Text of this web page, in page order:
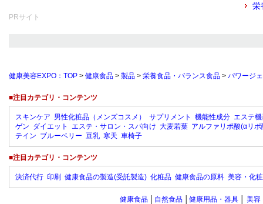
栄
PRサイト
健康美容EXPO：TOP > 健康食品 > 製品 > 栄養食品・バランス食品 > パワージ
■注目カテゴリ・コンテンツ
スキンケア 男性化粧品（メンズコスメ） サプリメント 機能性成分 エステ
ゲン ダイエット エステ・サロン・スパ向け 大麦若葉 アルファリポ酸(αリポ
テイン ブルーベリー 豆乳 寒天 車椅子
■注目カテゴリ・コンテンツ
決済代行 印刷 健康食品の製造(受託製造) 化粧品 健康食品の原料 美容・化
健康食品 自然食品 健康用品・器具 美容